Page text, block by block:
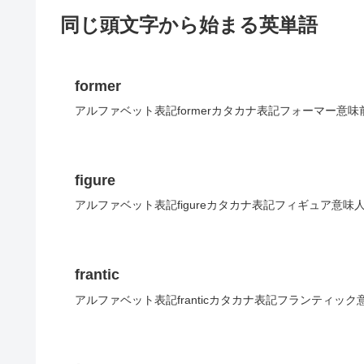
同じ頭文字から始まる英単語
former
アルファベット表記formerカタカナ表記フォーマー意味
figure
アルファベット表記figureカタカナ表記フィギュア意味
frantic
アルファベット表記franticカタカナ表記フランティック